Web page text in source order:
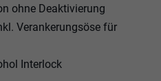
ohne Deaktivierung
Verankerungsöse für
Interlock